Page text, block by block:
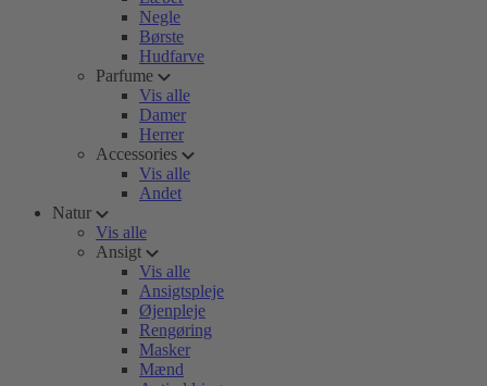
Negle
Børste
Hudfarve
Parfume
Vis alle
Damer
Herrer
Accessories
Vis alle
Andet
Natur
Vis alle
Ansigt
Vis alle
Ansigtspleje
Øjenpleje
Rengøring
Masker
Mænd